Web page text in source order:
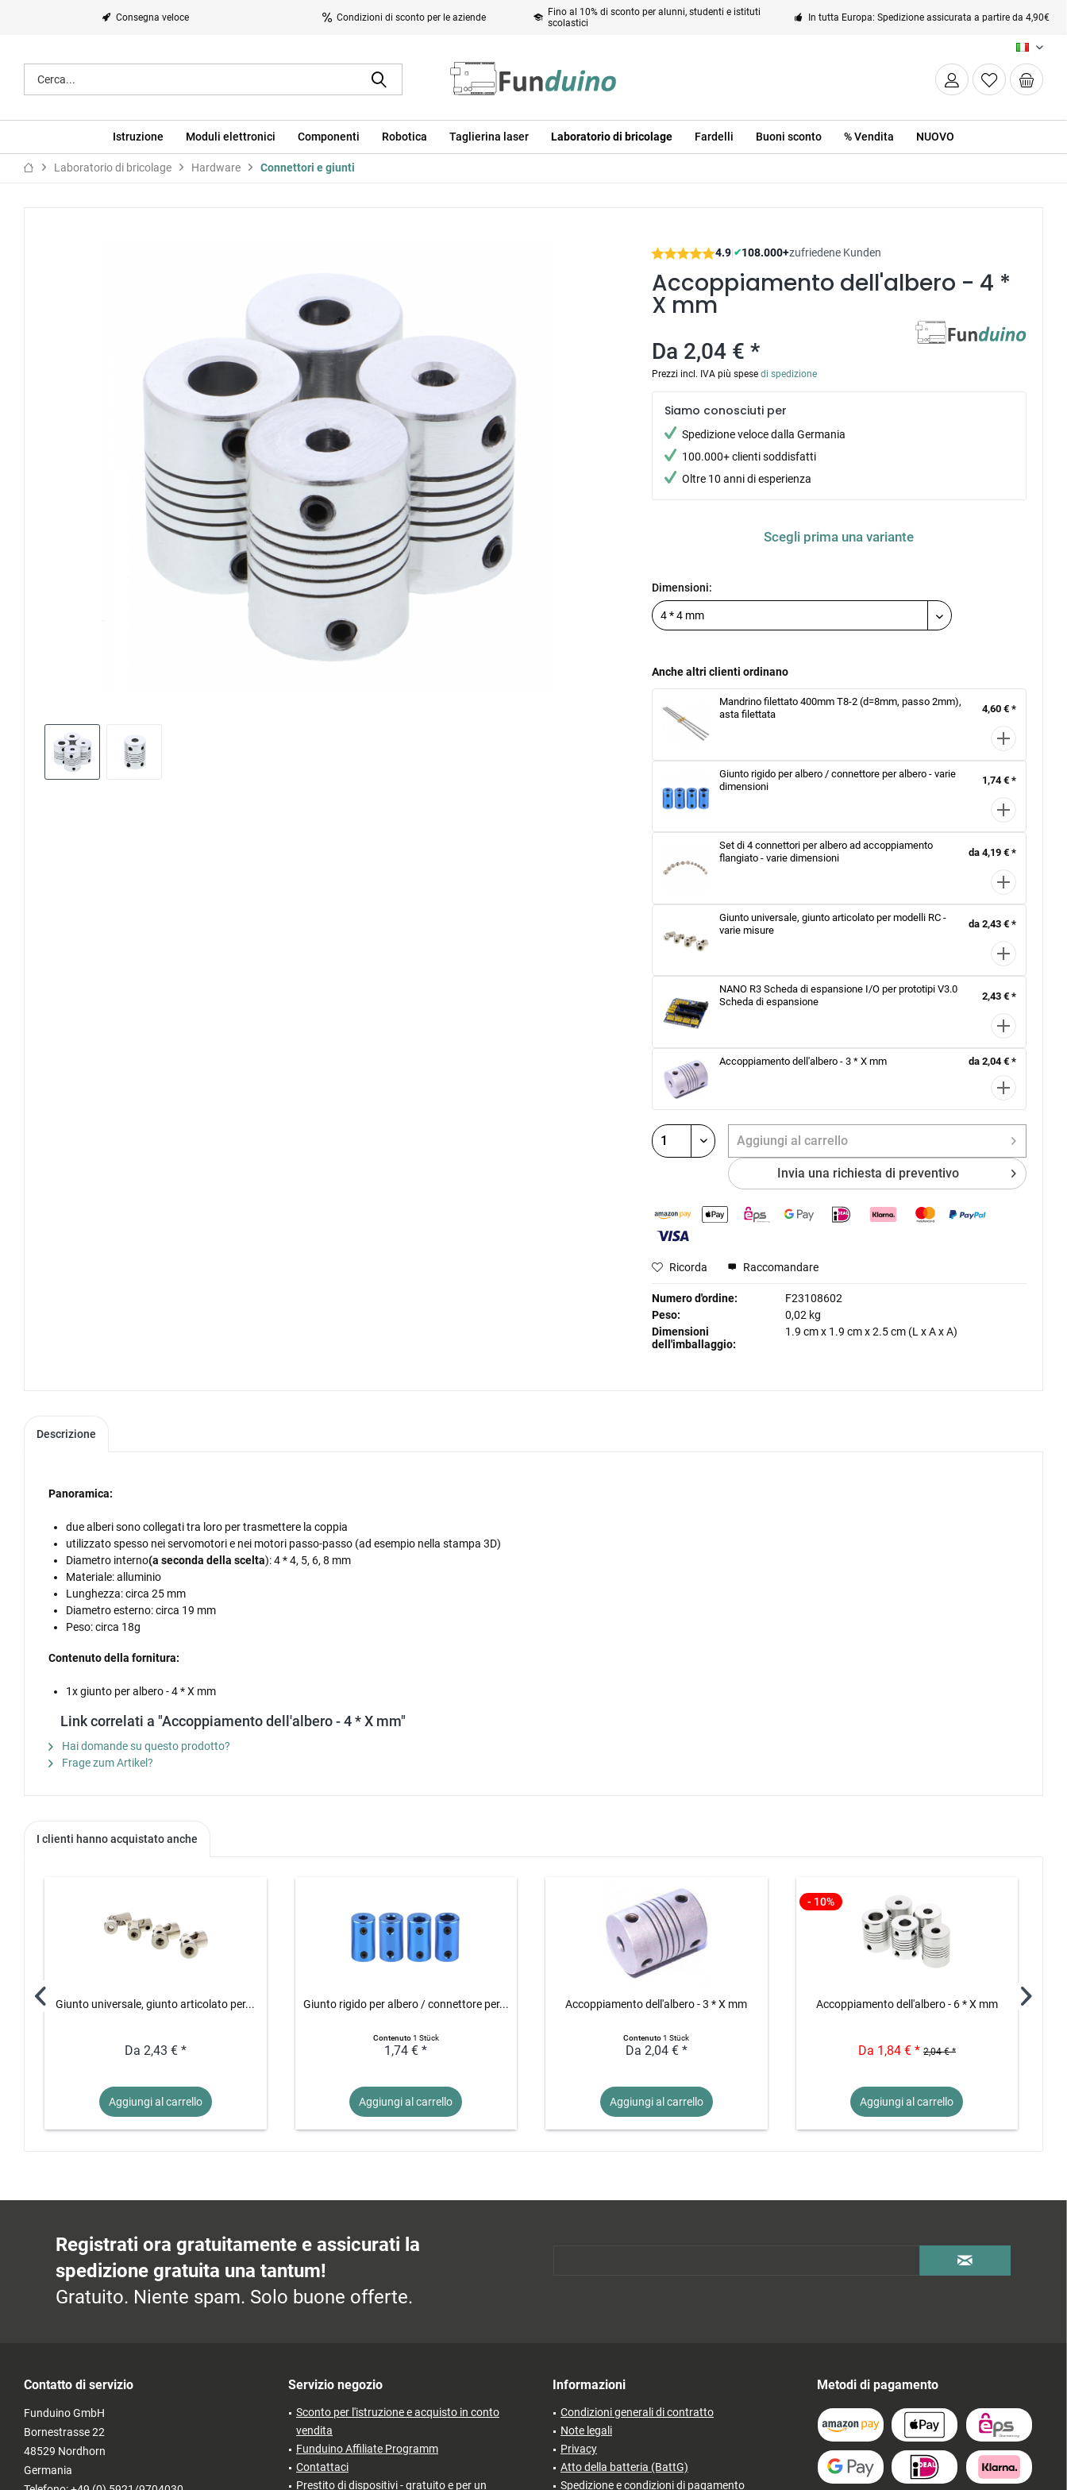
Consegna veloce Condizioni di sconto per le aziende
Fino al 10% di sconto per alunni, studenti e istituti
scolastici
In tutta Europa: Spedizione assicurata a partire da 4,90€
IT
Istruzione Moduli elettronici Componenti Robotica Taglierina laser Laboratorio di bricolage Fardelli Buoni sconto % Vendita NUOVO
Laboratorio di bricolage Hardware Connettori e giunti
4.9|✔108.000+zufriedene Kunden
Accoppiamento dell'albero - 4 *
X mm
Da 2,04 € *
Prezzi incl. IVA più spesedi spedizione
Siamo conosciuti per
Spedizione veloce dalla Germania
100.000+ clienti soddisfatti
Oltre 10 anni di esperienza
Scegli prima una variante
Dimensioni:
Anche altri clienti ordinano
Mandrino filettato 400mm T8-2 (d=8mm, passo 2mm),
asta filettata
4,60 € *
Giunto rigido per albero / connettore per albero - varie
dimensioni
1,74 € *
Set di 4 connettori per albero ad accoppiamento
flangiato - varie dimensioni
da 4,19 € *
Giunto universale, giunto articolato per modelli RC -
varie misure
da 2,43 € *
NANO R3 Scheda di espansione I/O per prototipi V3.0
Scheda di espansione
2,43 € *
Accoppiamento dell'albero - 3 * X mm da 2,04 € *
Aggiungi al carrello
Invia una richiesta di preventivo
Ricorda Raccomandare
Numero d'ordine:
F23108602
Peso:
0,02 kg
Dimensioni
dell'imballaggio:
1.9 cmx 1.9 cmx2.5 cm (L x A x A)
Descrizione
Panoramica:
due alberi sono collegati tra loro per trasmettere la coppia
utilizzato spesso nei servomotori e nei motori passo-passo (ad esempio nella stampa 3D)
Diametro interno(a seconda della scelta): 4 * 4, 5, 6, 8 mm
Materiale: alluminio
Lunghezza: circa 25 mm
Diametro esterno: circa 19 mm
Peso: circa 18g
Contenuto della fornitura:
1x giunto per albero - 4 * X mm
Link correlati a "Accoppiamento dell'albero - 4 * X mm"
Hai domande su questo prodotto?
Frage zum Artikel?
I clienti hanno acquistato anche
Giunto universale, giunto articolato per...
Da 2,43 € *
Aggiungi alcarrello
Giunto rigido per albero / connettore per...
Contenuto1 Stück
1,74 € *
Aggiungi al carrello
Accoppiamento dell'albero - 3 * X mm
Contenuto1 Stück
Da 2,04 € *
Aggiungi alcarrello
- 10%
Accoppiamento dell'albero - 6 * X mm
Da 1,84 € * 2,04 € *
Aggiungi al carrello
Registrati ora gratuitamente e assicurati la
spedizione gratuita una tantum!
Gratuito. Niente spam. Solo buone offerte.
Contatto di servizio
Funduino GmbH
Bornestrasse 22
48529 Nordhorn
Germania
Servizio negozio
Sconto per l'istruzione e acquisto in conto
vendita
Funduino Affiliate Programm
Contattaci
Prestito di dispositivi - gratuito e per un
Informazioni
Condizioni generali di contratto
Note legali
Privacy
Atto della batteria (BattG)
Spedizione e condizioni di pagamento
Metodi di pagamento